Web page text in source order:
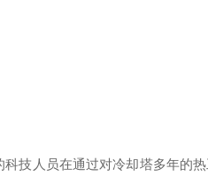
技人员在通过对冷却塔多年的